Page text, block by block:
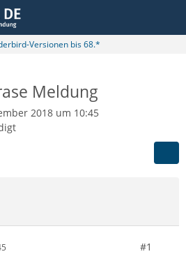
Versionen bis 68.*
Meldung
2018 um 10:45
#1